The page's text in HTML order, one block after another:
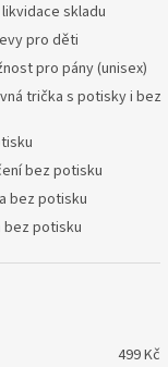
skladu
pro děti
pro pány (unisex)
trička s potisky i bez
bez potisku
bez potisku
bez potisku
499Kč